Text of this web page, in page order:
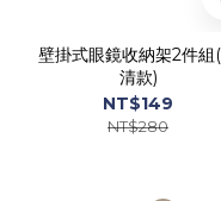
壁掛式眼鏡收納架2件組
清款)
NT$149
NT$280